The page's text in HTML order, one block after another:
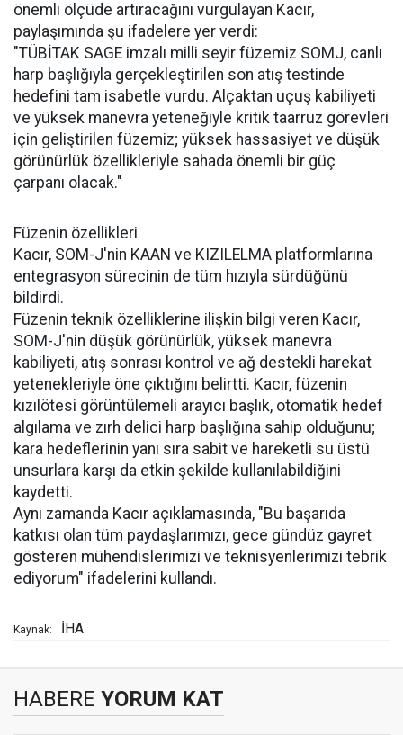
önemli ölçüde artıracağını vurgulayan Kacır,
paylaşımında şu ifadelere yer verdi:
"TÜBİTAK SAGE imzalı milli seyir füzemiz SOMJ, canlı
harp başlığıyla gerçekleştirilen son atış testinde
hedefini tam isabetle vurdu. Alçaktan uçuş kabiliyeti
ve yüksek manevra yeteneğiyle kritik taarruz görevleri
için geliştirilen füzemiz; yüksek hassasiyet ve düşük
görünürlük özellikleriyle sahada önemli bir güç
çarpanı olacak."
Füzenin özellikleri
Kacır, SOM-J'nin KAAN ve KIZILELMA platformlarına
entegrasyon sürecinin de tüm hızıyla sürdüğünü
bildirdi.
Füzenin teknik özelliklerine ilişkin bilgi veren Kacır,
SOM-J'nin düşük görünürlük, yüksek manevra
kabiliyeti, atış sonrası kontrol ve ağ destekli harekat
yetenekleriyle öne çıktığını belirtti. Kacır, füzenin
kızılötesi görüntülemeli arayıcı başlık, otomatik hedef
algılama ve zırh delici harp başlığına sahip olduğunu;
kara hedeflerinin yanı sıra sabit ve hareketli su üstü
unsurlara karşı da etkin şekilde kullanılabildiğini
kaydetti.
Aynı zamanda Kacır açıklamasında, "Bu başarıda
katkısı olan tüm paydaşlarımızı, gece gündüz gayret
gösteren mühendislerimizi ve teknisyenlerimizi tebrik
ediyorum" ifadelerini kullandı.
Kaynak: İHA
HABERE YORUM KAT